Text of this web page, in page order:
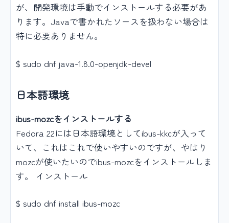
が、開発環境は手動でインストールする必要があ
ります。Javaで書かれたソースを扱わない場合は
特に必要ありません。
$ sudo dnf java-1.8.0-openjdk-devel
日本語環境
ibus-mozcをインストールする
Fedora 22には日本語環境としてibus-kkcが入って
いて、これはこれで使いやすいのですが、やはり
mozcが使いたいのでibus-mozcをインストールしま
す。 インストール
$ sudo dnf install ibus-mozc